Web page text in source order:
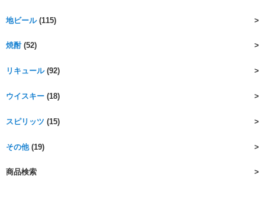
地ビール(115)
焼酎(52)
リキュール(92)
ウイスキー (18)
スピリッツ (15)
その他(19)
商品検索